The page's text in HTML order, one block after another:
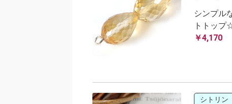
シンプル
トトップ
￥4,170
シトリン